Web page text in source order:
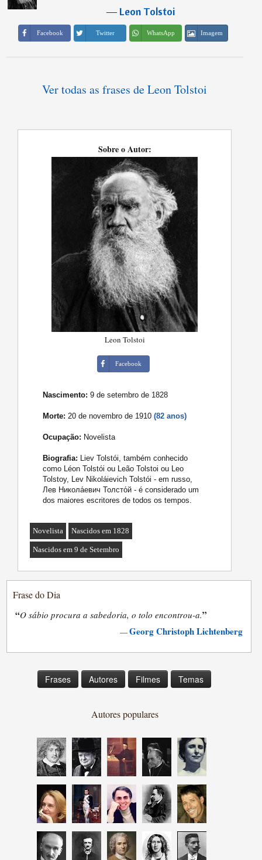
―Leon Tolstoi
Facebook Twitter WhatsApp Imagem
Ver todas as frases de Leon Tolstoi
Sobre o Autor:
Leon Tolstoi
Facebook
Nascimento: 9 de setembro de 1828
Morte: 20 de novembro de 1910(82 anos)
Ocupação: Novelista
Biografia: Liev Tolstói, também conhecido
como Léon Tolstói ou Leão Tolstoi ou Leo
Tolstoy, Lev Nikoláievich Tolstói - em russo,
Лев Никола́евич Толсто́й - é considerado um
dos maiores escritores de todos os tempos.
Novelista Nascidos em 1828
Nascidos em 9 de Setembro
Frase do Dia
“O sábio procura a sabedoria, o tolo encontrou-a.”
—Georg Christoph Lichtenberg
Frases Autores Filmes Temas
Autores populares